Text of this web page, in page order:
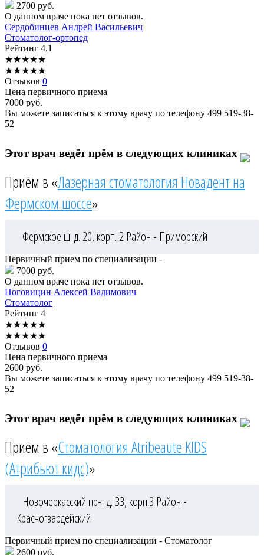
2700 руб.
О данном враче пока нет отзывов.
Сердобинцев Андрей Васильевич
Стоматолог-ортопед
Рейтинг 4.1
★★★★★
★★★★★
Отзывов 0
Цена первичного приема
7000 руб.
Вы можете записаться к этому врачу по телефону 499 519-38-
52
Этот врач ведёт прём в следующих клиниках
Приём в «Лазерная стоматология Новадент на
Фермском шоссе»
Фермское ш. д. 20, корп. 2 Район - Приморский
Первичный прием по специализации -
7000 руб.
О данном враче пока нет отзывов.
Ноговицин Алексей Вадимович
Стоматолог
Рейтинг 4
★★★★★
★★★★★
Отзывов 0
Цена первичного приема
2600 руб.
Вы можете записаться к этому врачу по телефону 499 519-38-
52
Этот врач ведёт прём в следующих клиниках
Приём в «Стоматология Atribeaute KIDS
(Атрибьют кидс)»
Новочеркасский пр-т д. 33, корп.3 Район -
Красногвардейский
Первичный прием по специализации - Стоматолог
2600 руб.